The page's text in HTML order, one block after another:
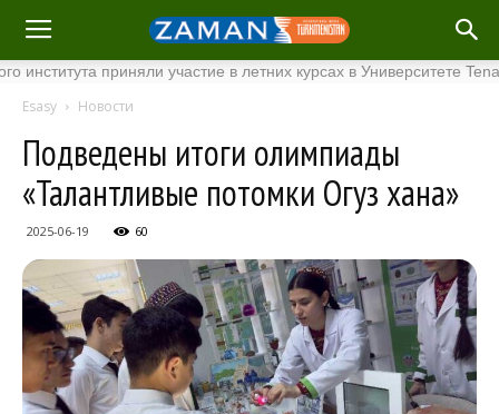
приняли участие в летних курсах в Университете Tenaga
Esasy Новости
Подведены итоги олимпиады
«Талантливые потомки Огуз хана»
2025-06-19 60